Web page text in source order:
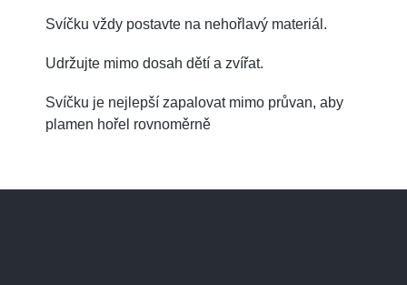
Svíčku vždy postavte na nehořlavý materiál.
Udržujte mimo dosah dětí a zvířat.
Svíčku je nejlepší zapalovat mimo průvan, aby
plamen hořel rovnoměrně